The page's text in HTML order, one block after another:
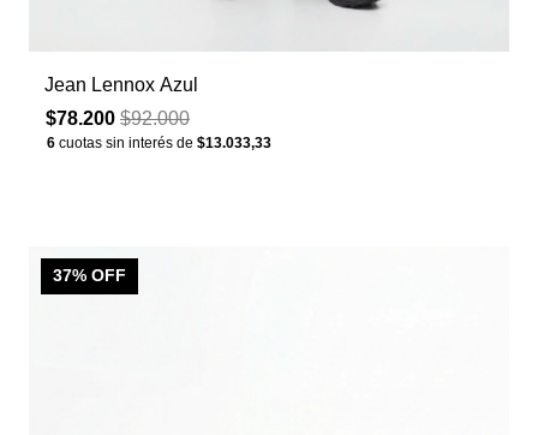
Jean Lennox Azul
$78.200 $92.000
6 cuotas sin interés de $13.033,33
37% OFF